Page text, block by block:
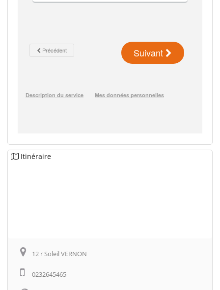
Itinéraire
12 r Soleil VERNON
0232645465